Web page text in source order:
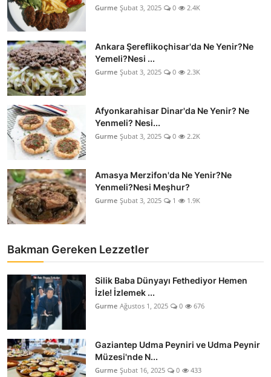
Gurme Şubat 3, 2025 0 2.4K
Ankara Şereflikoçhisar'da Ne Yenir?Ne
Yemeli?Nesi ...
Gurme Şubat 3, 2025 0 2.3K
Afyonkarahisar Dinar'da Ne Yenir? Ne
Yenmeli? Nesi...
Gurme Şubat 3, 2025 0 2.2K
Amasya Merzifon'da Ne Yenir?Ne
Yenmeli?Nesi Meşhur?
Gurme Şubat 3, 2025 1 1.9K
Bakman Gereken Lezzetler
Silik Baba Dünyayı Fethediyor Hemen
İzle! İzlemek ...
Gurme Ağustos 1, 2025 0 676
Gaziantep Udma Peyniri ve Udma Peynir
Müzesi'nde N...
Gurme Şubat 16, 2025 0 433